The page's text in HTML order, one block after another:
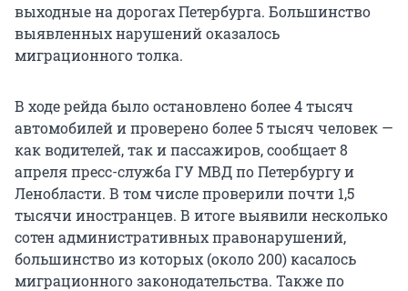
выходные на дорогах Петербурга. Большинство
выявленных нарушений оказалось
миграционного толка.
В ходе рейда было остановлено более 4 тысяч
автомобилей и проверено более 5 тысяч человек —
как водителей, так и пассажиров, сообщает 8
апреля пресс-служба ГУ МВД по Петербургу и
Ленобласти. В том числе проверили почти 1,5
тысячи иностранцев. В итоге выявили несколько
сотен административных правонарушений,
большинство из которых (около 200) касалось
миграционного законодательства. Также по